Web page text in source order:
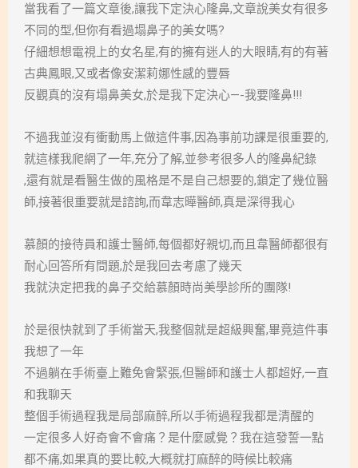
當我看了一篇文章後,讓我下定決心隆鼻,文章說美女有很多
不同的型,但你有看過塌鼻子的美女嗎?
仔細想想電視上的女名星,有的擁有迷人的大眼睛,有的有著
古典鳳眼,又或者像安潔莉娜性感的豐唇
反觀真的沒有塌鼻美女,於是我下定決心—-我要隆鼻!!!
不過我並沒有衝動馬上做這件事,因為事前功課是很重要的,
就這樣我爬網了一年,充分了解,並參考很多人的隆鼻紀錄
,還有就是看醫生做的風格是不是自己想要的,鎖定了幾位醫
師,接著很重要就是諮詢,而韋志曄醫師,真是深得我心
慕顏的接待員和護士醫師,每個都好親切,而且韋醫師都很有
耐心回答所有問題,於是我回去考慮了幾天
我就決定把我的鼻子交給慕顏時尚美學診所的團隊!
於是很快就到了手術當天,我整個就是超級興奮,畢竟這件事
我想了一年
不過躺在手術臺上難免會緊張,但醫師和護士人都超好,一直
和我聊天
整個手術過程我是局部麻醉,所以手術過程我都是清醒的
一定很多人好奇會不會痛？是什麼感覺？我在這發誓一點
都不痛,如果真的要比較,大概就打麻醉的時候比較痛